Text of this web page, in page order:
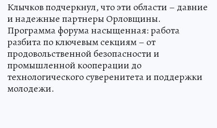
Клычков подчеркнул, что эти области – давние
и надежные партнеры Орловщины.
Программа форума насыщенная: работа
разбита по ключевым секциям – от
продовольственной безопасности и
промышленной кооперации до
технологического суверенитета и поддержки
молодежи.